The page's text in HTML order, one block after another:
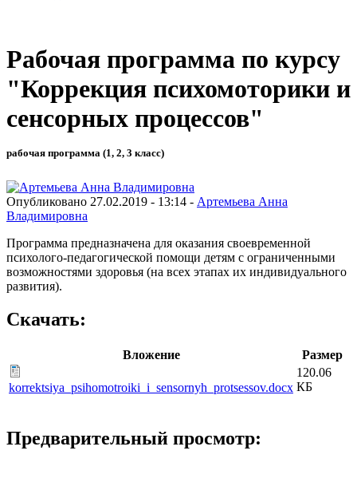
Рабочая программа по курсу
"Коррекция психомоторики и
сенсорных процессов"
рабочая программа (1, 2, 3 класс)
Опубликовано 27.02.2019 - 13:14 - Артемьева Анна
Владимировна
Программа предназначена для оказания своевременной
психолого-педагогической помощи детям с ограниченными
возможностями здоровья (на всех этапах их индивидуального
развития).
Скачать:
Вложение Размер
korrektsiya_psihomotroiki_i_sensornyh_protsessov.docx
120.06
КБ
Предварительный просмотр: